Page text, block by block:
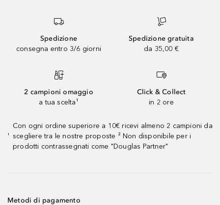
Spedizione
consegna entro 3/6 giorni
Spedizione gratuita
da 35,00 €
2 campioni omaggio
a tua scelta¹
Click & Collect
in 2 ore
¹
Con ogni ordine superiore a 10€ ricevi almeno 2 campioni da
scegliere tra le nostre proposte ² Non disponibile per i
prodotti contrassegnati come "Douglas Partner"
Metodi di pagamento